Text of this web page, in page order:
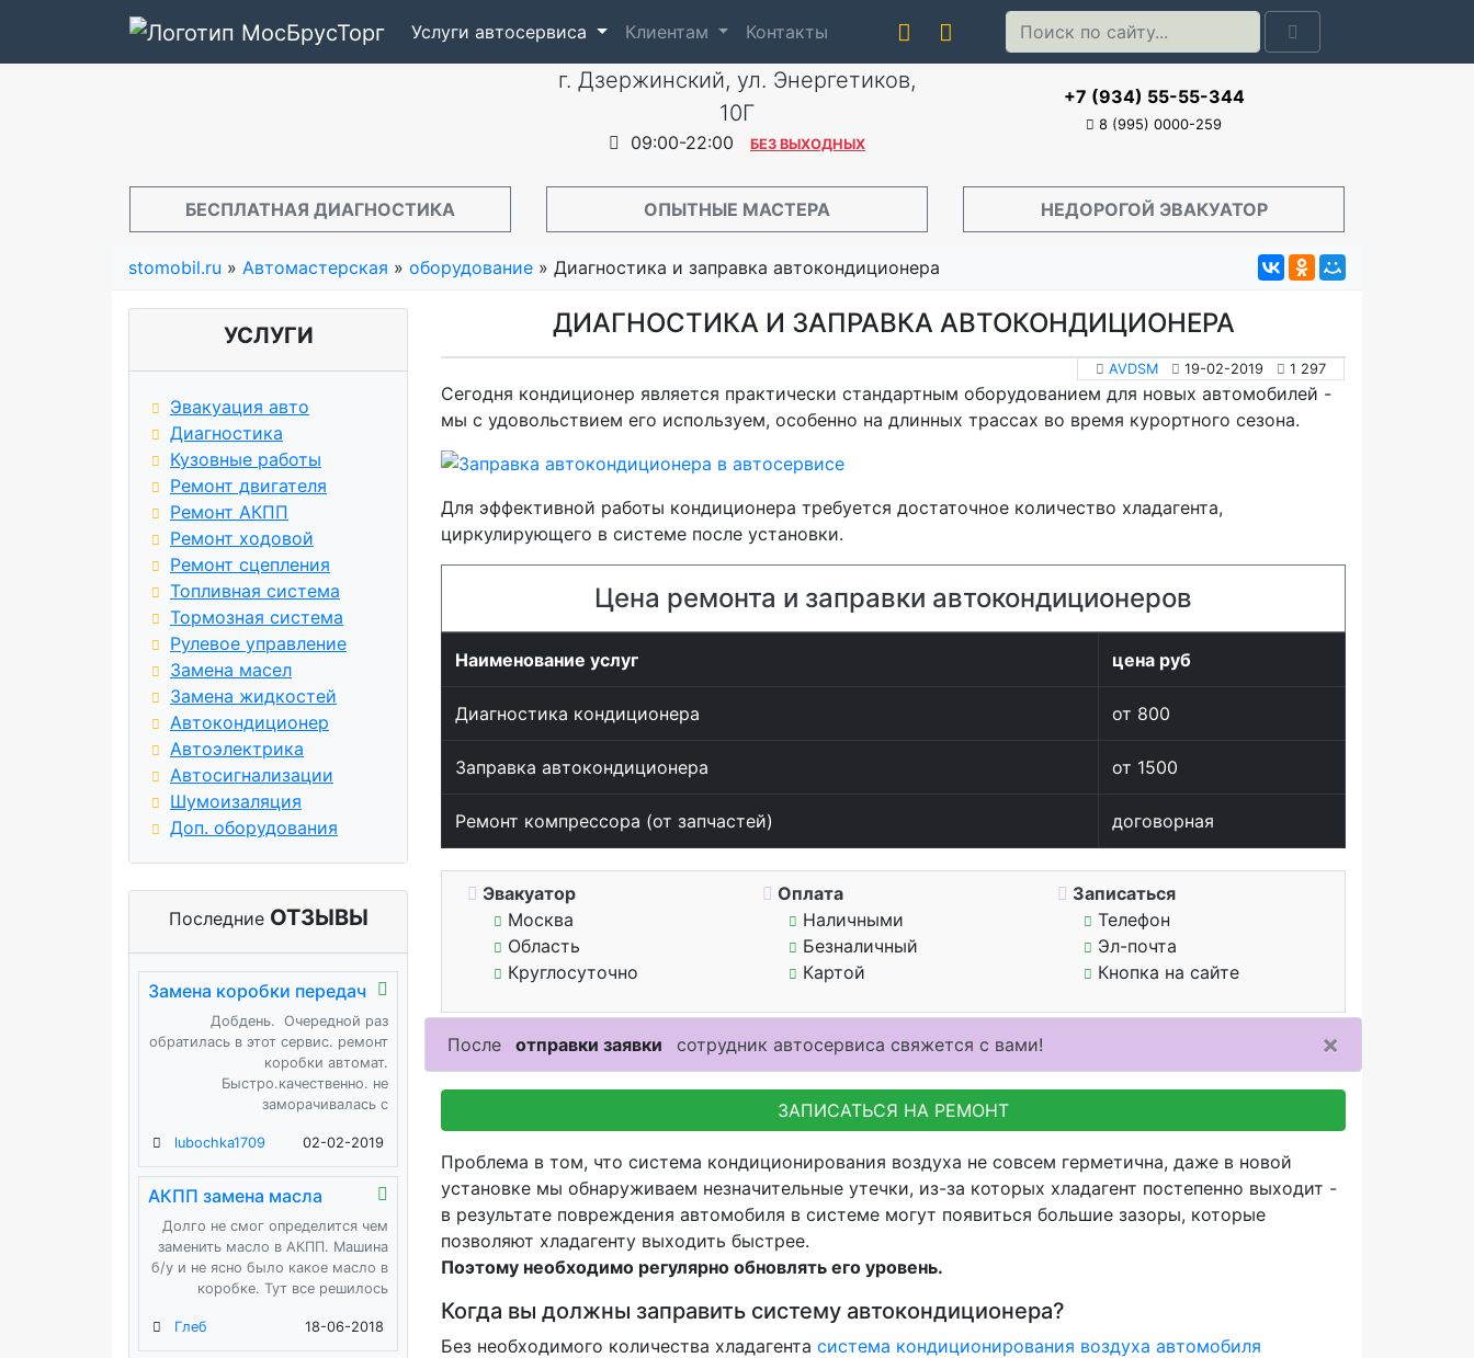
Услуги автосервиса Клиентам Контакты
г. Дзержинский, ул. Энергетиков,
10Г
09:00-22:00 БЕЗ ВЫХОДНЫХ
+7 (934) 55-55-344
8 (995) 0000-259
БЕСПЛАТНАЯ ДИАГНОСТИКА ОПЫТНЫЕ МАСТЕРА НЕДОРОГОЙ ЭВАКУАТОР
stomobil.ru » Автомастерская » оборудование » Диагностика и заправка автокондиционера
УСЛУГИ
Эвакуация авто
Диагностика
Кузовные работы
Ремонт двигателя
Ремонт АКПП
Ремонт ходовой
Ремонт сцепления
Топливная система
Тормозная система
Рулевое управление
Замена масел
Замена жидкостей
Автокондиционер
Автоэлектрика
Автосигнализации
Шумоизаляция
Доп. оборудования
Последние ОТЗЫВЫ
Замена коробки передач
Добдень. Очередной раз
обратилась в этот сервис. ремонт
коробки автомат.
Быстро.качественно. не
заморачивалась с
lubochka1709 02-02-2019
АКПП замена масла
Долго не смог определится чем
заменить масло в АКПП. Машина
б/у и не ясно было какое масло в
коробке. Тут все решилось
Глеб 18-06-2018
ДИАГНОСТИКА И ЗАПРАВКА АВТОКОНДИЦИОНЕРА
AVDSM 19-02-2019 1 297
Сегодня кондиционер является практически стандартным оборудованием для новых автомобилей -
мы с удовольствием его используем, особенно на длинных трассах во время курортного сезона.
Для эффективной работы кондиционера требуется достаточное количество хладагента,
циркулирующего в системе после установки.
Цена ремонта и заправки автокондиционеров
Наименование услуг цена руб
Диагностика кондиционера от 800
Заправка автокондиционера от 1500
Ремонт компрессора (от запчастей) договорная
Эвакуатор
Москва
Область
Круглосуточно
Оплата
Наличными
Безналичный
Картой
Записаться
Телефон
Эл-почта
Кнопка на сайте
После отправки заявки сотрудник автосервиса свяжется с вами! ×
ЗАПИСАТЬСЯ НА РЕМОНТ
Проблема в том, что система кондиционирования воздуха не совсем герметична, даже в новой
установке мы обнаруживаем незначительные утечки, из-за которых хладагент постепенно выходит -
в результате повреждения автомобиля в системе могут появиться большие зазоры, которые
позволяют хладагенту выходить быстрее.
Поэтому необходимо регулярно обновлять его уровень.
Когда вы должны заправить систему автокондиционера?
Без необходимого количества хладагента система кондиционирования воздуха автомобиля